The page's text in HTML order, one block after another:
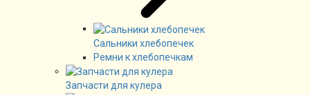
Сальники хлебопечек
Ремни к хлебопечкам
Запчасти для кулера